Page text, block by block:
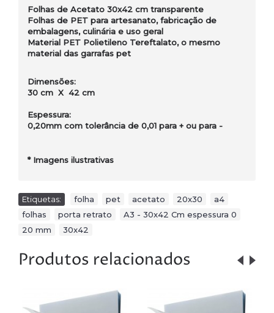
Folhas de Acetato 30x42 cm transparente
Folhas de PET para artesanato, fabricação de
embalagens, culinária e uso geral
Material PET Polietileno Tereftalato, o mesmo
material das garrafas pet
Dimensões:
30 cm X 42 cm
Espessura:
0,20mm com tolerância de 0,01 para + ou para -
*Imagens ilustrativas
Etiquetas: folha pet acetato 20x30 a4
folhas
porta retrato A3 - 30x42 Cm espessura 0
20 mm
30x42
Produtos relacionados